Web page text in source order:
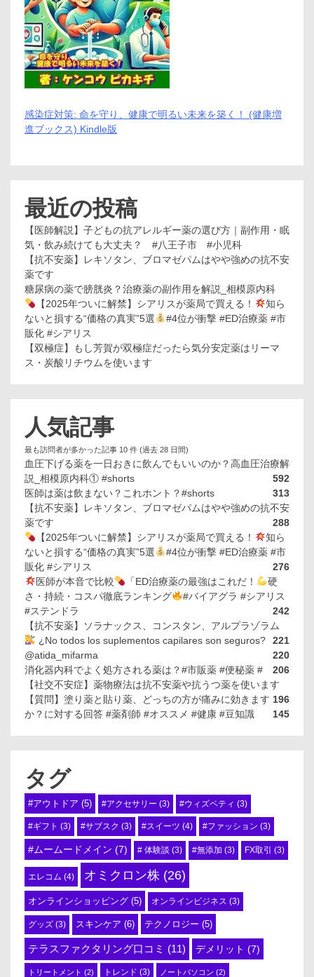
感染症対策: 命を守り、健康で明るい未来を築く！ (健康増
進ブックス) Kindle版
最近の投稿
【医師解説】子どもの抗アレルギー薬の選び方｜副作用・眠
気・飲み続けても大丈夫？ #八王子市 #小児科
【抗不安薬】レキソタン、ブロマゼパムはやや強めの抗不安
薬です
糖尿病の薬で膀胱炎？治療薬の副作用を解説_相模原内科
【2025年ついに解禁】シアリスが薬局で買える！
知ら
ないと損する“価格の真実”5選
#4位が衝撃 #ED治療薬 #市
販化 #シアリス
【双極症】もし芳賀が双極症だったら気分安定薬はリーマ
ス・炭酸リチウムを使います
人気記事
最も訪問者が多かった記事 10 件 (過去 28 日間)
血圧下げる薬を一日おきに飲んでもいいのか？高血圧治療解
説_相模原内科① #shorts
592
医師は薬は飲まない？これホント？#shorts
313
【抗不安薬】レキソタン、ブロマゼパムはやや強めの抗不安
薬です
288
【2025年ついに解禁】シアリスが薬局で買える！
知ら
ないと損する“価格の真実”5選
#4位が衝撃 #ED治療薬 #市
販化 #シアリス
276
医師が本音で比較
「ED治療薬の最強はこれだ！
硬
さ・持続・コスパ徹底ランキング
#バイアグラ #シアリス
#ステンドラ
242
【抗不安薬】ソラナックス、コンスタン、アルプラゾラム
221
¿No todos los suplementos capilares son seguros?
@atida_mifarma
220
消化器内科でよく処方される薬は？#市販薬 #便秘薬 #
206
【社交不安症】薬物療法は抗不安薬や抗うつ薬を使います
196
【質問】塗り薬と貼り薬、どっちの方が痛みに効きます
か？に対する回答 #薬剤師 #オススメ #健康 #豆知識
145
タグ
#アウトドア (5) #アクセサリー (3) #ウィズペティ (3)
#ギフト (3) #サブスク (3) #スイーツ (4) #ファッション (3)
#ムームードメイン (7) # 体験談 (3) #無添加 (3) FX取引 (3)
エレコム (4) オミクロン株 (26)
オンラインショッピング (5) オンラインビジネス (3)
グッズ (3) スキンケア (6) テクノロジー (5)
テラスファクタリング口コミ (11) デメリット (7)
トリートメント (2) トレンド (3) ノートパソコン (2)